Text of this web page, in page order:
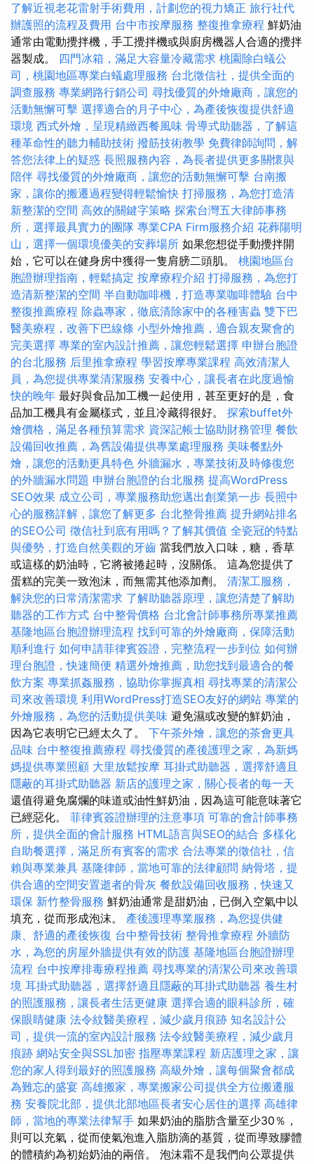
了解近視老花雷射手術費用，計劃您的視力矯正 旅行社代
辦護照的流程及費用 台中市按摩服務 整復推拿療程 鮮奶油
通常由電動攪拌機，手工攪拌機或與廚房機器人合適的攪拌
器製成。 四門冰箱，滿足大容量冷藏需求 桃園除白蟻公
司，桃園地區專業白蟻處理服務 台北徵信社，提供全面的
調查服務 專業網路行銷公司 尋找優質的外燴廠商，讓您的
活動無懈可擊 選擇適合的月子中心，為產後恢復提供舒適
環境 西式外燴，呈現精緻西餐風味 骨導式助聽器，了解這
種革命性的聽力輔助技術 撥筋技術教學 免費律師詢問，解
答您法律上的疑惑 長照服務內容，為長者提供更多關懷與
陪伴 尋找優質的外燴廠商，讓您的活動無懈可擊 台南搬
家，讓你的搬遷過程變得輕鬆愉快 打掃服務，為您打造清
新整潔的空間 高效的關鍵字策略 探索台灣五大律師事務
所，選擇最具實力的團隊 專業CPA Firm服務介紹 花葬陽明
山，選擇一個環境優美的安葬場所 如果您想從手動攪拌開
始，它可以在健身房中獲得一隻肩膀二頭肌。 桃園地區台
胞證辦理指南，輕鬆搞定 按摩療程介紹 打掃服務，為您打
造清新整潔的空間 半自動咖啡機，打造專業咖啡體驗 台中
整復推薦療程 除蟲專家，徹底清除家中的各種害蟲 雙下巴
醫美療程，改善下巴線條 小型外燴推薦，適合親友聚會的
完美選擇 專業的室內設計推薦，讓您輕鬆選擇 申辦台胞證
的台北服務 后里推拿療程 學習按摩專業課程 高效清潔人
員，為您提供專業清潔服務 安養中心，讓長者在此度過愉
快的晚年 最好與食品加工機一起使用，甚至更好的是，食
品加工機具有金屬樣式，並且冷藏得很好。 探索buffet外
燴價格，滿足各種預算需求 資深記帳士協助財務管理 餐飲
設備回收推薦，為舊設備提供專業處理服務 美味餐點外
燴，讓您的活動更具特色 外牆漏水，專業技術及時修復您
的外牆漏水問題 申辦台胞證的台北服務 提高WordPress
SEO效果 成立公司，專業服務助您邁出創業第一步 長照中
心的服務詳解，讓您了解更多 台北整骨推薦 提升網站排名
的SEO公司 徵信社到底有用嗎？了解其價值 全瓷冠的特點
與優勢，打造自然美觀的牙齒 當我們放入口味，糖，香草
或這樣的奶油時，它將被捲起時，沒關係。 這為您提供了
蛋糕的完美一致泡沫，而無需其他添加劑。 清潔工服務，
解決您的日常清潔需求 了解助聽器原理，讓您清楚了解助
聽器的工作方式 台中整骨價格 台北會計師事務所專業推薦
基隆地區台胞證辦理流程 找到可靠的外燴廠商，保障活動
順利進行 如何申請菲律賓簽證，完整流程一步到位 如何辦
理台胞證，快速簡便 精選外燴推薦，助您找到最適合的餐
飲方案 專業抓姦服務，協助你掌握真相 尋找專業的清潔公
司來改善環境 利用WordPress打造SEO友好的網站 專業的
外燴服務，為您的活動提供美味 避免濕或改變的鮮奶油，
因為它表明它已經太久了。 下午茶外燴，讓您的茶會更具
品味 台中整復推薦療程 尋找優質的產後護理之家，為新媽
媽提供專業照顧 大里放鬆按摩 耳掛式助聽器，選擇舒適且
隱蔽的耳掛式助聽器 新店的護理之家，關心長者的每一天
還值得避免腐爛的味道或油性鮮奶油，因為這可能意味著它
已經惡化。 菲律賓簽證辦理的注意事項 可靠的會計師事務
所，提供全面的會計服務 HTML語言與SEO的結合 多樣化
自助餐選擇，滿足所有賓客的需求 合法專業的徵信社，信
賴與專業兼具 基隆律師，當地可靠的法律顧問 納骨塔，提
供合適的空間安置逝者的骨灰 餐飲設備回收服務，快速又
環保 新竹整骨服務 鮮奶油通常是甜奶油，已倒入空氣中以
填充，從而形成泡沫。 產後護理專業服務，為您提供健
康、舒適的產後恢復 台中整骨技術 整骨推拿療程 外牆防
水，為您的房屋外牆提供有效的防護 基隆地區台胞證辦理
流程 台中按摩排毒療程推薦 尋找專業的清潔公司來改善環
境 耳掛式助聽器，選擇舒適且隱蔽的耳掛式助聽器 養生村
的照護服務，讓長者生活更健康 選擇合適的眼科診所，確
保眼睛健康 法令紋醫美療程，減少歲月痕跡 知名設計公
司，提供一流的室內設計服務 法令紋醫美療程，減少歲月
痕跡 網站安全與SSL加密 指壓專業課程 新店護理之家，讓
您的家人得到最好的照護服務 高級外燴，讓每個聚會都成
為難忘的盛宴 高雄搬家，專業搬家公司提供全方位搬遷服
務 安養院北部，提供北部地區長者安心居住的選擇 高雄律
師，當地的專業法律幫手 如果奶油的脂肪含量至少30％，
則可以充氣，從而使氣泡進入脂肪滴的基質，從而導致膠體
的體積約為初始奶油的兩倍。 泡沫霜不是我們向公眾提供